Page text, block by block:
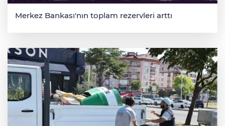
Merkez Bankası'nın toplam rezervleri arttı